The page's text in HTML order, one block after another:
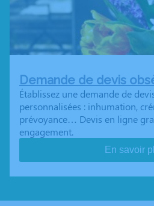
Demande de devis
Établissez une demande de
personnalisées : inhumation,
prévoyance… Devis en ligne
engagement.
En savoir